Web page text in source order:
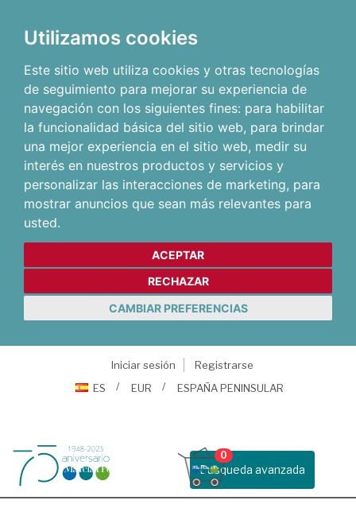
Utilizamos cookies
Este sitio web utiliza cookies y otras tecnologías
de seguimiento para mejorar su experiencia de
navegación con los siguientes fines: para habilitar
la funcionalidad básica del sitio web, para brindar
una mejor experiencia en el sitio web, medir su
interés en nuestros productos y servicios y
personalizar las interacciones de marketing, para
mostrar anuncios que sean más relevantes para
usted.
ACEPTAR
RECHAZAR
CAMBIAR PREFERENCIAS
Iniciar sesión
Registrarse
ES
EUR ESPAÑA PENINSULAR
Busqueda avanzada
0